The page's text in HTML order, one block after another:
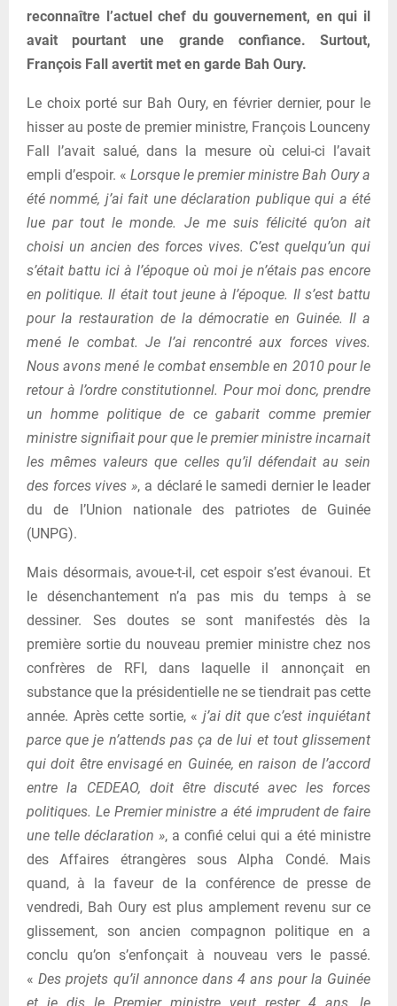
reconnaître l’actuel chef du gouvernement, en qui il
avait pourtant une grande confiance. Surtout,
François Fall avertit met en garde Bah Oury.
Le choix porté sur Bah Oury, en février dernier, pour le
hisser au poste de premier ministre, François Lounceny
Fall l’avait salué, dans la mesure où celui-ci l’avait
empli d’espoir. « Lorsque le premier ministre Bah Oury a
été nommé, j’ai fait une déclaration publique qui a été
lue par tout le monde. Je me suis félicité qu’on ait
choisi un ancien des forces vives. C’est quelqu’un qui
s’était battu ici à l’époque où moi je n’étais pas encore
en politique. Il était tout jeune à l’époque. Il s’est battu
pour la restauration de la démocratie en Guinée. Il a
mené le combat. Je l’ai rencontré aux forces vives.
Nous avons mené le combat ensemble en 2010 pour le
retour à l’ordre constitutionnel. Pour moi donc, prendre
un homme politique de ce gabarit comme premier
ministre signifiait pour que le premier ministre incarnait
les mêmes valeurs que celles qu’il défendait au sein
des forces vives », a déclaré le samedi dernier le leader
du de l’Union nationale des patriotes de Guinée
(UNPG).
Mais désormais, avoue-t-il, cet espoir s’est évanoui. Et
le désenchantement n’a pas mis du temps à se
dessiner. Ses doutes se sont manifestés dès la
première sortie du nouveau premier ministre chez nos
confrères de RFI, dans laquelle il annonçait en
substance que la présidentielle ne se tiendrait pas cette
année. Après cette sortie, « j’ai dit que c’est inquiétant
parce que je n’attends pas ça de lui et tout glissement
qui doit être envisagé en Guinée, en raison de l’accord
entre la CEDEAO, doit être discuté avec les forces
politiques. Le Premier ministre a été imprudent de faire
une telle déclaration », a confié celui qui a été ministre
des Affaires étrangères sous Alpha Condé. Mais
quand, à la faveur de la conférence de presse de
vendredi, Bah Oury est plus amplement revenu sur ce
glissement, son ancien compagnon politique en a
conclu qu’on s’enfonçait à nouveau vers le passé.
«Des projets qu’il annonce dans 4 ans pour la Guinée